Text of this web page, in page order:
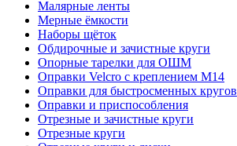
Малярные ленты
Мерные ёмкости
Наборы щёток
Обдирочные и зачистные круги
Опорные тарелки для ОШМ
Оправки Velcro с креплением M14
Оправки для быстросменных кругов
Оправки и приспособления
Отрезные и зачистные круги
Отрезные круги